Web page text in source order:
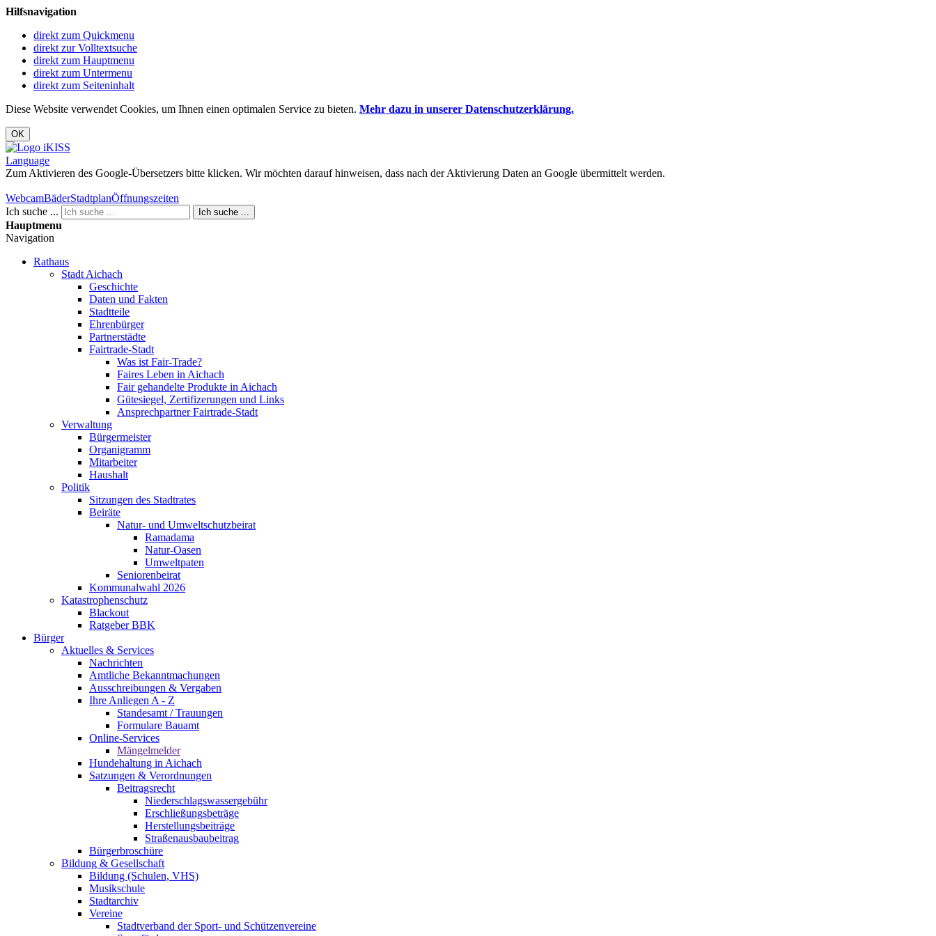
Hilfsnavigation
direkt zum Quickmenu
direkt zur Volltextsuche
direkt zum Hauptmenu
direkt zum Untermenu
direkt zum Seiteninhalt
Diese Website verwendet Cookies, um Ihnen einen optimalen Service zu bieten. Mehr dazu in unserer Datenschutzerklärung.
OK
Language
Zum Aktivieren des Google-Übersetzers bitte klicken. Wir möchten darauf hinweisen, dass nach der Aktivierung Daten an Google übermittelt werden.
WebcamBäderStadtplanÖffnungszeiten
Ich suche ...
Ich suche ...
Hauptmenu
Navigation
Rathaus
Stadt Aichach
Geschichte
Daten und Fakten
Stadtteile
Ehrenbürger
Partnerstädte
Fairtrade-Stadt
Was ist Fair-Trade?
Faires Leben in Aichach
Fair gehandelte Produkte in Aichach
Gütesiegel, Zertifizerungen und Links
Ansprechpartner Fairtrade-Stadt
Verwaltung
Bürgermeister
Organigramm
Mitarbeiter
Haushalt
Politik
Sitzungen des Stadtrates
Beiräte
Natur- und Umweltschutzbeirat
Ramadama
Natur-Oasen
Umweltpaten
Seniorenbeirat
Kommunalwahl 2026
Katastrophenschutz
Blackout
Ratgeber BBK
Bürger
Aktuelles & Services
Nachrichten
Amtliche Bekanntmachungen
Ausschreibungen & Vergaben
Ihre Anliegen A - Z
Standesamt / Trauungen
Formulare Bauamt
Online-Services
Mängelmelder
Hundehaltung in Aichach
Satzungen & Verordnungen
Beitragsrecht
Niederschlagswasser­gebühr
Erschließungsbeträge
Herstellungsbeiträge
Straßenausbaubeitrag
Bürgerbroschüre
Bildung & Gesellschaft
Bildung (Schulen, VHS)
Musikschule
Stadtarchiv
Vereine
Stadtverband der Sport- und Schützenvereine